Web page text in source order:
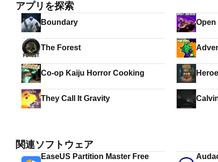
アプリを探索
Boundary Open
The Forest
Co-op Kaiju Horror Cooking
They Call It Gravity
関連ソフトウェア
EaseUS Partition Master Free